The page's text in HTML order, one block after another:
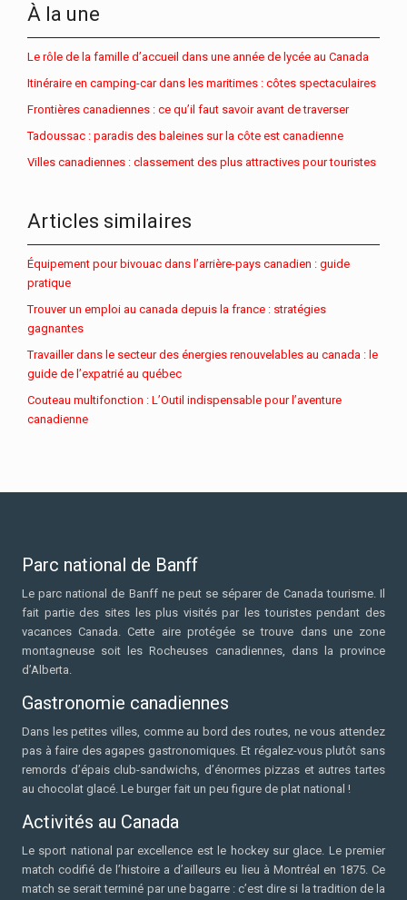
À la une
Le rôle de la famille d’accueil dans une année de lycée au Canada
Itinéraire en camping-car dans les maritimes : côtes spectaculaires
Frontières canadiennes : ce qu’il faut savoir avant de traverser
Tadoussac : paradis des baleines sur la côte est canadienne
Villes canadiennes : classement des plus attractives pour touristes
Articles similaires
Équipement pour bivouac dans l’arrière-pays canadien : guide
pratique
Trouver un emploi au canada depuis la france : stratégies
gagnantes
Travailler dans le secteur des énergies renouvelables au canada : le
guide de l’expatrié au québec
Couteau multifonction : L’Outil indispensable pour l’aventure
canadienne
Parc national de Banff
Le parc national de Banff ne peut se séparer de Canada tourisme. Il
fait partie des sites les plus visités par les touristes pendant des
vacances Canada. Cette aire protégée se trouve dans une zone
montagneuse soit les Rocheuses canadiennes, dans la province
d’Alberta.
Gastronomie canadiennes
Dans les petites villes, comme au bord des routes, ne vous attendez
pas à faire des agapes gastronomiques. Et régalez-vous plutôt sans
remords d’épais club-sandwichs, d’énormes pizzas et autres tartes
au chocolat glacé. Le burger fait un peu figure de plat national !
Activités au Canada
Le sport national par excellence est le hockey sur glace. Le premier
match codifié de l’histoire a d’ailleurs eu lieu à Montréal en 1875. Ce
match se serait terminé par une bagarre : c’est dire si la tradition de la